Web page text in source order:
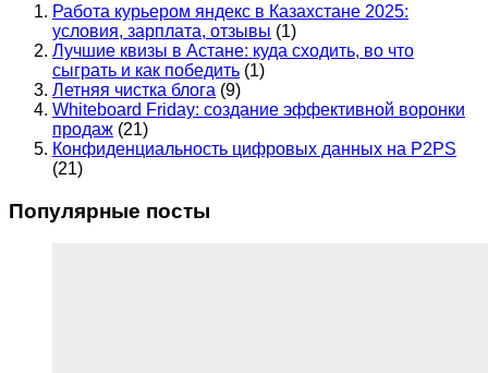
Работа курьером яндекс в Казахстане 2025:
условия, зарплата, отзывы (1)
Лучшие квизы в Астане: куда сходить, во что
сыграть и как победить (1)
Летняя чистка блога (9)
Whiteboard Friday: создание эффективной воронки
продаж (21)
Конфиденциальность цифровых данных на P2PS
(21)
Популярные посты